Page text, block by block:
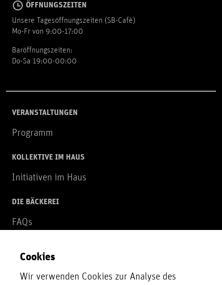
ÖFFNUNGSZEITEN
Unsere Tagesöffnungszeiten (SB-Cafè)
Mo-Fr von 9:00-17:00
Baröffnungszeiten:
Do-Sa 19:00-00:00
VERANSTALTUNGEN
Programm
KOLLEKTIVE IM HAUS
Initiativen im Haus
DIE BÄCKEREI
FAQs
NEWSLETTER
Zur Newsletter Anmeldung
Cookies
Wir verwenden Cookies zur Analyse des